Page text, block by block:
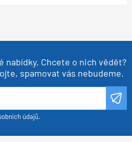
nabídky. Chcete o nich vědět?
spamovat vás nebudeme.
údajů.